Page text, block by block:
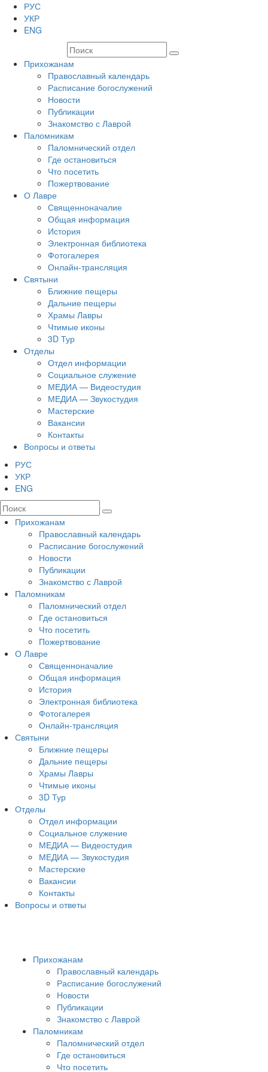
РУС
УКР
ENG
Прихожанам
Православный календарь
Расписание богослужений
Новости
Публикации
Знакомство с Лаврой
Паломникам
Паломнический отдел
Где остановиться
Что посетить
Пожертвование
О Лавре
Священноначалие
Общая информация
История
Электронная библиотека
Фотогалерея
Онлайн-трансляция
Святыни
Ближние пещеры
Дальние пещеры
Храмы Лавры
Чтимые иконы
3D Тур
Отделы
Отдел информации
Социальное служение
МЕДИА — Видеостудия
МЕДИА — Звукостудия
Мастерские
Вакансии
Контакты
Вопросы и ответы
РУС
УКР
ENG
Прихожанам
Православный календарь
Расписание богослужений
Новости
Публикации
Знакомство с Лаврой
Паломникам
Паломнический отдел
Где остановиться
Что посетить
Пожертвование
О Лавре
Священноначалие
Общая информация
История
Электронная библиотека
Фотогалерея
Онлайн-трансляция
Святыни
Ближние пещеры
Дальние пещеры
Храмы Лавры
Чтимые иконы
3D Тур
Отделы
Отдел информации
Социальное служение
МЕДИА — Видеостудия
МЕДИА — Звукостудия
Мастерские
Вакансии
Контакты
Вопросы и ответы
Прихожанам
Православный календарь
Расписание богослужений
Новости
Публикации
Знакомство с Лаврой
Паломникам
Паломнический отдел
Где остановиться
Что посетить